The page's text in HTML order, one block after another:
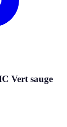
Vert sauge